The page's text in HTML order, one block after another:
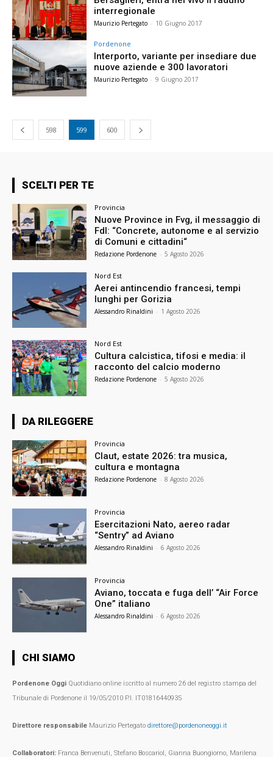
interregionale
Maurizio Pertegato - 10 Giugno 2017
Pordenone
Interporto, variante per insediare due
nuove aziende e 300 lavoratori
Maurizio Pertegato - 9 Giugno 2017
598 599 600
SCELTI PER TE
Provincia
Nuove Province in Fvg, il messaggio di
FdI: “Concrete, autonome e al servizio
di Comuni e cittadini“
Redazione Pordenone - 5 Agosto 2026
Nord Est
Aerei antincendio francesi, tempi
lunghi per Gorizia
Alessandro Rinaldini - 1 Agosto 2026
Nord Est
Cultura calcistica, tifosi e media: il
racconto del calcio moderno
Redazione Pordenone - 5 Agosto 2026
DA RILEGGERE
Provincia
Claut, estate 2026: tra musica,
cultura e montagna
Redazione Pordenone - 8 Agosto 2026
Provincia
Esercitazioni Nato, aereo radar
“Sentry” ad Aviano
Alessandro Rinaldini - 6 Agosto 2026
Provincia
Aviano, toccata e fuga dell’ “Air Force
One” italiano
Alessandro Rinaldini - 6 Agosto 2026
CHI SIAMO
Pordenone Oggi Quotidiano online iscritto al numero 26 del registro stampa del
Tribunale di Pordenone il 19/05/2010 P.I. IT01816440935
Direttore responsabile Maurizio Pertegato direttore@pordenoneoggi.it
Collaboratori: Franca Benvenuti, Stefano Boscariol, Gianna Buongiorno, Marilena